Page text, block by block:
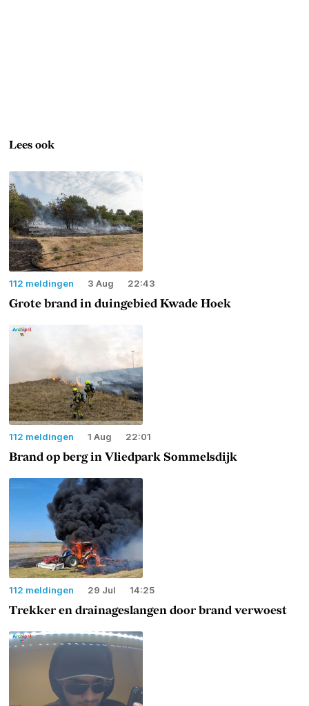
Lees ook
112 meldingen 3 Aug 22:43
Grote brand in duingebied Kwade Hoek
112 meldingen 1 Aug 22:01
Brand op berg in Vliedpark Sommelsdijk
112 meldingen 29 Jul 14:25
Trekker en drainageslangen door brand verwoest